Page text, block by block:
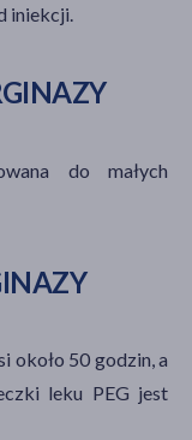
iniekcji.
do małych
około 50 godzin, a
leku PEG jest